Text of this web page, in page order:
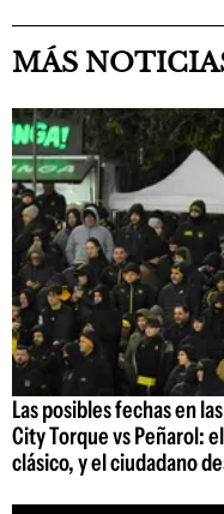
MÁS
Las posibles fechas en
City Torque vs Peñarol:
clásico, y el ciudadano